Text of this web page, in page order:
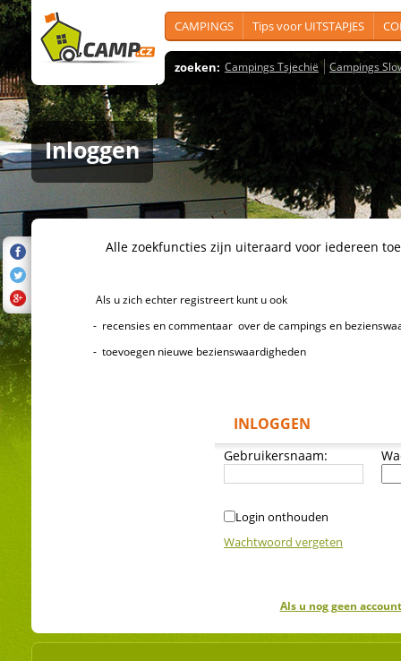
CAMPINGS Tips voor UITSTAPJES
zoeken: Campings Tsjechië Campings
Inloggen
Alle zoekfuncties zijn uiteraard voor iedereen
Als u zich echter registreert kunt u ook
- recensies en commentaar over de campings en
- toevoegen nieuwe bezienswaardigheden
INLOGGEN
Gebruikersnaam:
Login onthouden
Wachtwoord vergeten
Als u nog geen